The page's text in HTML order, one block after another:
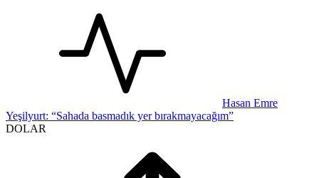
Hasan Emre
Yeşilyurt: “Sahada basmadık yer bırakmayacağım”
DOLAR